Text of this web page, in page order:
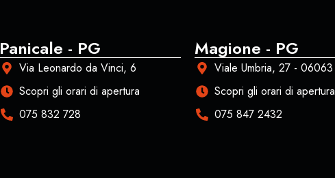
Panicale - PG
Via Leonardo da Vinci, 6
Scopri gli orari di apertura
075 832 728
Magione - PG
Viale Umbria, 27 - 06063
Scopri gli orari di apertura
075 847 2432